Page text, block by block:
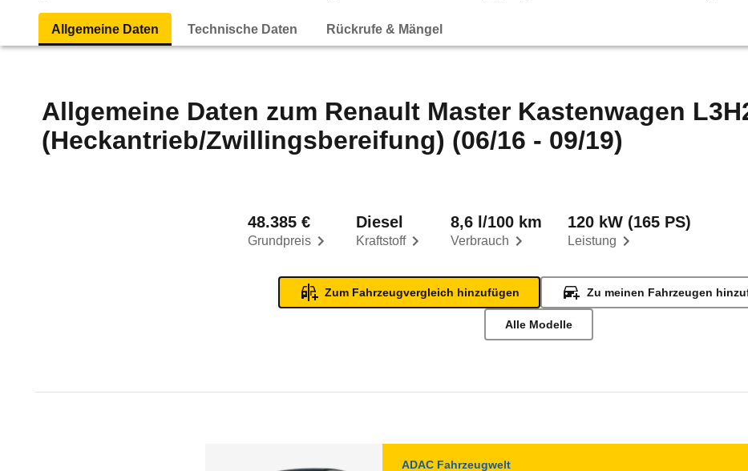
Allgemeine Daten Technische Daten Rückrufe & Mängel
Allgemeine Daten zum Renault Master Kastenwagen
(Heckantrieb/Zwillingsbereifung) (06/16 - 09/19)
Grundpreis
48.385 €
Kraftstoff
Diesel
Verbrauch
8,6 l/100 km
Leistung
120 kW (165 PS)
Zum Fahrzeugvergleich hinzufügen Zu meinen Fahrzeugen
Alle Modelle
ADAC Fahrzeugwelt